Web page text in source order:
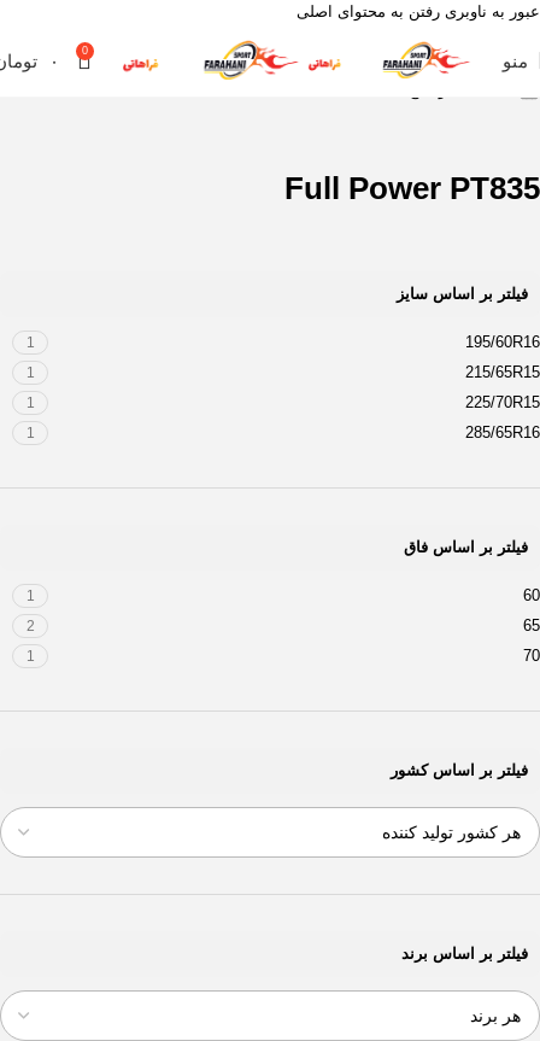
عبور به ناوبری رفتن به محتوای اصلی
منو 0 ۰
Full Power PT835
فیلتر بر اساس سایز
195/60R16
1
215/65R15
1
225/70R15
1
285/65R16
1
فیلتر بر اساس فاق
60
1
65
2
70
1
فیلتر بر اساس کشور
فیلتر بر اساس برند